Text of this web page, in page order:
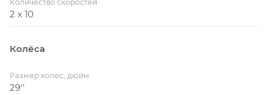
Количество скоростей
2 x 10
Колёса
Размер колес, дюйм
29''